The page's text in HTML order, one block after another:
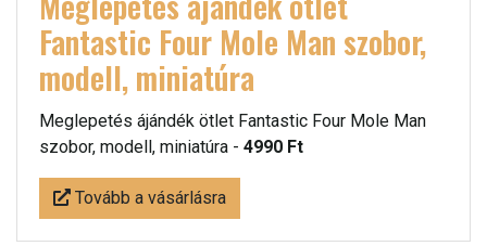
Fantastic Four Mole Man szobor,
modell, miniatúra
Meglepetés ájándék ötlet Fantastic Four Mole Man
szobor, modell, miniatúra - 4990 Ft
Tovább a vásárlásra